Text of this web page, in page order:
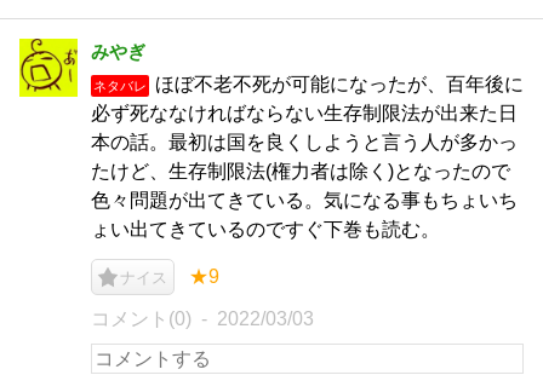
みやぎ
ネタバレ
ほぼ不老不死が可能になったが、百年後に
必ず死ななければならない生存制限法が出来た日
本の話。最初は国を良くしようと言う人が多かっ
たけど、生存制限法(権力者は除く)となったので
色々問題が出てきている。気になる事もちょいち
ょい出てきているのですぐ下巻も読む。
ナイス ★9
コメント(0) 2022/03/03